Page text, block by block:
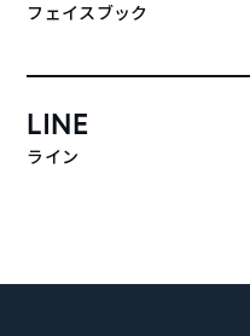
フェイスブック
LINE
ライン